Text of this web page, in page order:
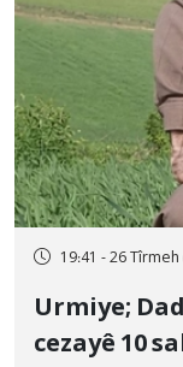
19:41 - 26
Urmiye;
cezayê 10